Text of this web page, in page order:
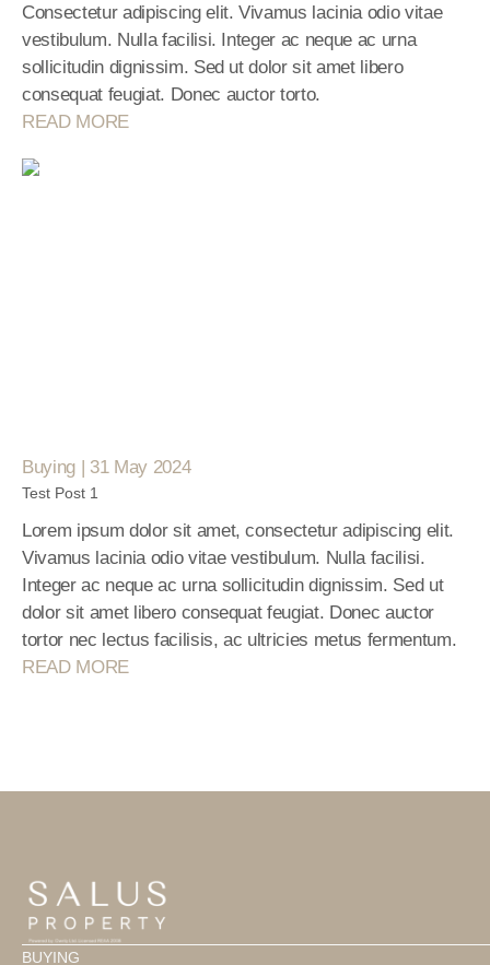
Consectetur adipiscing elit. Vivamus lacinia odio vitae
vestibulum. Nulla facilisi. Integer ac neque ac urna
sollicitudin dignissim. Sed ut dolor sit amet libero
consequat feugiat. Donec auctor torto.
READ MORE
Buying | 31 May 2024
Test Post 1
Lorem ipsum dolor sit amet, consectetur adipiscing elit.
Vivamus lacinia odio vitae vestibulum. Nulla facilisi.
Integer ac neque ac urna sollicitudin dignissim. Sed ut
dolor sit amet libero consequat feugiat. Donec auctor
tortor nec lectus facilisis, ac ultricies metus fermentum.
READ MORE
BUYING